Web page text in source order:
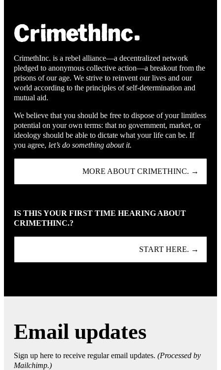
CrimethInc. is a rebel alliance—a decentralized network
pledged to anonymous collective action—a breakout from the
prisons of our age. We strive to reinvent our lives and our
world according to the principles of self-determination and
mutual aid.
We believe that you should be free to dispose of your limitless
potential on your own terms: that no government, market, or
ideology should be able to dictate what your life can be. If
you agree, let’s do something about it.
MORE ABOUT CRIMETHINC. →
IS THIS YOUR FIRST TIME HEARING ABOUT
CRIMETHINC.?
START HERE. →
Email updates
Sign up here to receive regular email updates. (Processed by
Mailchimp.)